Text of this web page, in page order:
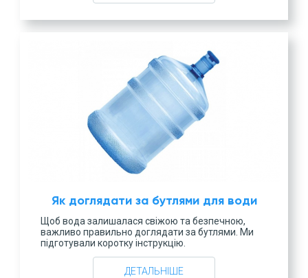
Як доглядати за бутлями для води
Щоб вода залишалася свіжою та безпечною,
важливо правильно доглядати за бутлями. Ми
підготували коротку інструкцію.
ДЕТАЛЬНІШЕ